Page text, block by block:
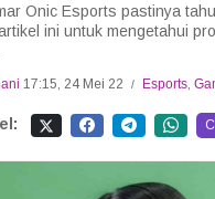
Onic Esports pastinya
ini untuk mengetahui
17:15, 24 Mei 22 / Esports,